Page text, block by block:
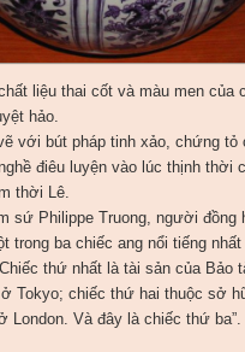
liệu thai cốt và màu men của
hảo.
với bút pháp tinh xảo, chứng tỏ
điêu luyện vào lúc thịnh thời
thời Lê.
sứ Philippe Truong, người đồng
trong ba chiếc ang nổi tiếng
thứ nhất là tài sản của Bảo
Tokyo; chiếc thứ hai thuộc sở
London. Và đây là chiếc thứ ba”.